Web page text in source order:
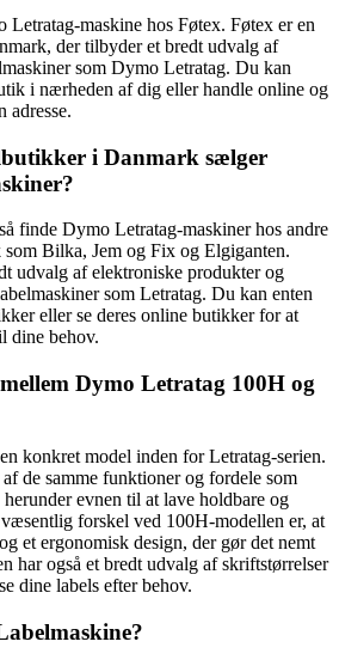
Letratag-maskine hos Føtex. Føtex er en
der tilbyder et bredt udvalg af
som Dymo Letratag. Du kan
i nærheden af dig eller handle online og
adresse.
i Danmark sælger
finde Dymo Letratag-maskiner hos andre
Bilka, Jem og Fix og Elgiganten.
udvalg af elektroniske produkter og
som Letratag. Du kan enten
eller se deres online butikker for at
dine behov.
Dymo Letratag 100H og
konkret model inden for Letratag-serien.
de samme funktioner og fordele som
evnen til at lave holdbare og
forskel ved 100H-modellen er, at
et ergonomisk design, der gør det nemt
har også et bredt udvalg af skriftstørrelser
dine labels efter behov.